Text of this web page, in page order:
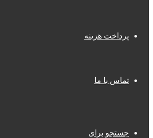
پرداخت هزینه
تماس با ما
جستجو برای